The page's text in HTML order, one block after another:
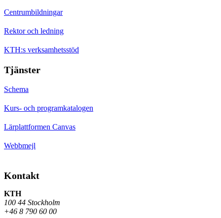
Centrumbildningar
Rektor och ledning
KTH:s verksamhetsstöd
Tjänster
Schema
Kurs- och programkatalogen
Lärplattformen Canvas
Webbmejl
Kontakt
KTH
100 44 Stockholm
+46 8 790 60 00